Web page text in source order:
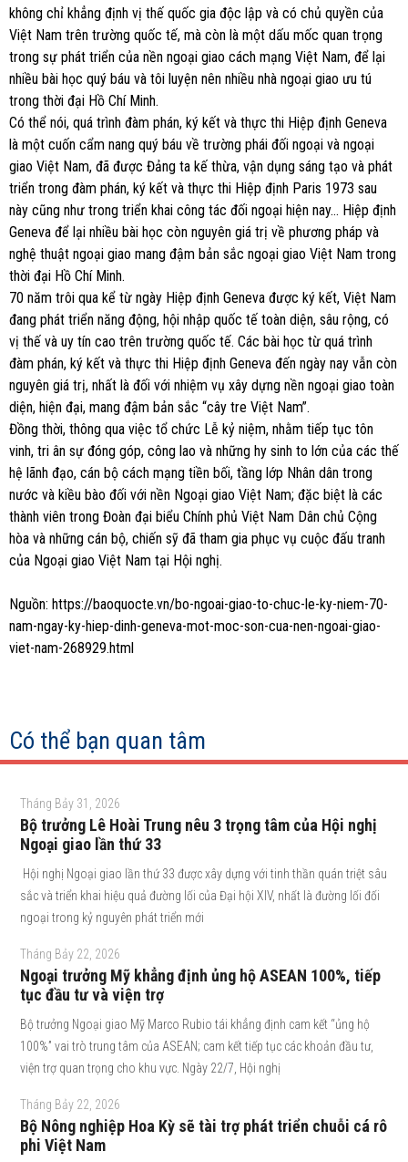
không chỉ khẳng định vị thế quốc gia độc lập và có chủ quyền của
Việt Nam trên trường quốc tế, mà còn là một dấu mốc quan trọng
trong sự phát triển của nền ngoại giao cách mạng Việt Nam, để lại
nhiều bài học quý báu và tôi luyện nên nhiều nhà ngoại giao ưu tú
trong thời đại Hồ Chí Minh.
Có thể nói, quá trình đàm phán, ký kết và thực thi Hiệp định Geneva
là một cuốn cẩm nang quý báu về trường phái đối ngoại và ngoại
giao Việt Nam, đã được Đảng ta kế thừa, vận dụng sáng tạo và phát
triển trong đàm phán, ký kết và thực thi Hiệp định Paris 1973 sau
này cũng như trong triển khai công tác đối ngoại hiện nay… Hiệp định
Geneva để lại nhiều bài học còn nguyên giá trị về phương pháp và
nghệ thuật ngoại giao mang đậm bản sắc ngoại giao Việt Nam trong
thời đại Hồ Chí Minh.
70 năm trôi qua kể từ ngày Hiệp định Geneva được ký kết, Việt Nam
đang phát triển năng động, hội nhập quốc tế toàn diện, sâu rộng, có
vị thế và uy tín cao trên trường quốc tế. Các bài học từ quá trình
đàm phán, ký kết và thực thi Hiệp định Geneva đến ngày nay vẫn còn
nguyên giá trị, nhất là đối với nhiệm vụ xây dựng nền ngoại giao toàn
diện, hiện đại, mang đậm bản sắc “cây tre Việt Nam”.
Đồng thời, thông qua việc tổ chức Lễ kỷ niệm, nhằm tiếp tục tôn
vinh, tri ân sự đóng góp, công lao và những hy sinh to lớn của các thế
hệ lãnh đạo, cán bộ cách mạng tiền bối, tầng lớp Nhân dân trong
nước và kiều bào đối với nền Ngoại giao Việt Nam; đặc biệt là các
thành viên trong Đoàn đại biểu Chính phủ Việt Nam Dân chủ Cộng
hòa và những cán bộ, chiến sỹ đã tham gia phục vụ cuộc đấu tranh
của Ngoại giao Việt Nam tại Hội nghị.
Nguồn: https://baoquocte.vn/bo-ngoai-giao-to-chuc-le-ky-niem-70-
nam-ngay-ky-hiep-dinh-geneva-mot-moc-son-cua-nen-ngoai-giao-
viet-nam-268929.html
Có thể bạn quan tâm
Tháng Bảy 31, 2026
Bộ trưởng Lê Hoài Trung nêu 3 trọng tâm của Hội nghị
Ngoại giao lần thứ 33
Hội nghị Ngoại giao lần thứ 33 được xây dựng với tinh thần quán triệt sâu
sắc và triển khai hiệu quả đường lối của Đại hội XIV, nhất là đường lối đối
ngoại trong kỷ nguyên phát triển mới
Tháng Bảy 22, 2026
Ngoại trưởng Mỹ khẳng định ủng hộ ASEAN 100%, tiếp
tục đầu tư và viện trợ
Bộ trưởng Ngoại giao Mỹ Marco Rubio tái khẳng định cam kết “ủng hộ
100%” vai trò trung tâm của ASEAN; cam kết tiếp tục các khoản đầu tư,
viện trợ quan trọng cho khu vực. Ngày 22/7, Hội nghị
Tháng Bảy 22, 2026
Bộ Nông nghiệp Hoa Kỳ sẽ tài trợ phát triển chuỗi cá rô
phi Việt Nam